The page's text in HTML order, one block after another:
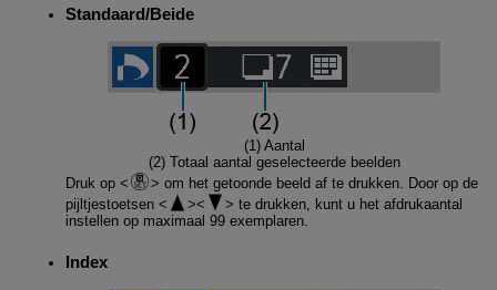
Standaard/Beide
(1) Aantal
(2) Totaal aantal geselecteerde beelden
Druk op
om het getoonde beeld af te drukken. Door op de
pijltjestoetsen
te drukken, kunt u het afdrukaantal
instellen op maximaal 99 exemplaren.
Index